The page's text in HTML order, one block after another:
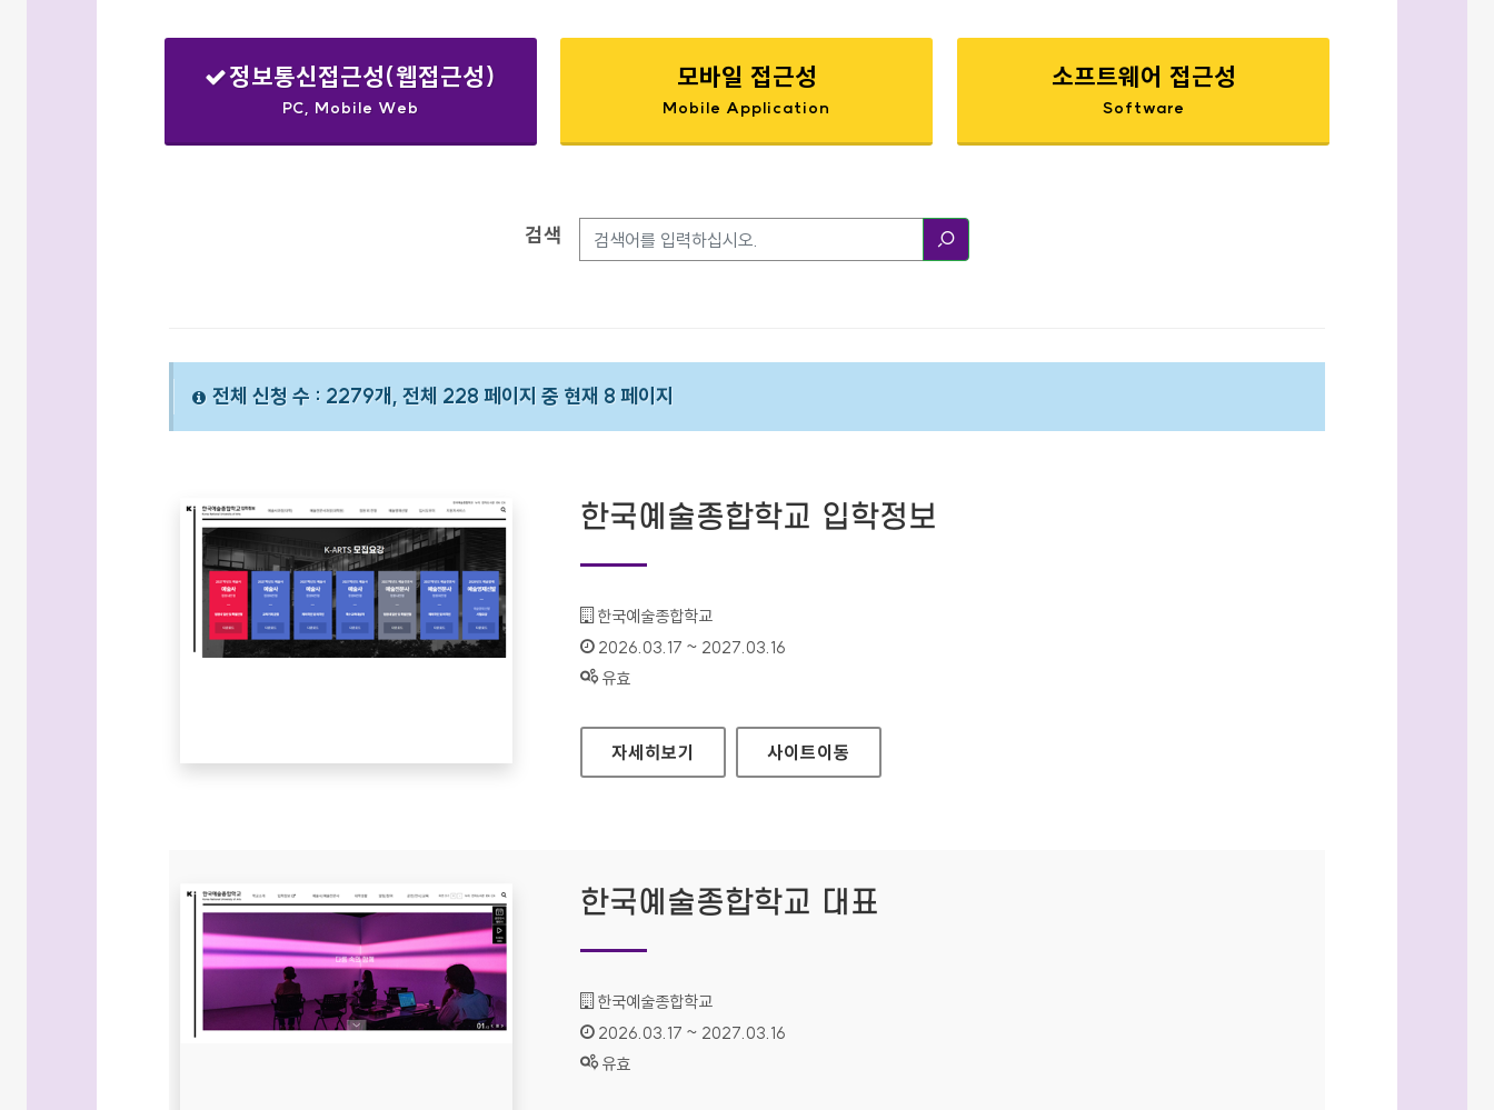
정보통신접근성(웹접근성)
PC, Mobile Web
모바일 접근성
Mobile Application
소프트웨어 접근성
Software
검색
전체 신청 수 : 2279개, 전체 228 페이지 중 현재 8 페이지
한국예술종합학교 입학정보
기관명 :
한국예술종합학교
인증기간 :
2026.03.17 ~ 2027.03.16
상태 :
유효
한국예술종합학교 입학정보
자세히보기 사이트이동
한국예술종합학교 대표
기관명 :
한국예술종합학교
인증기간 :
2026.03.17 ~ 2027.03.16
상태 :
유효